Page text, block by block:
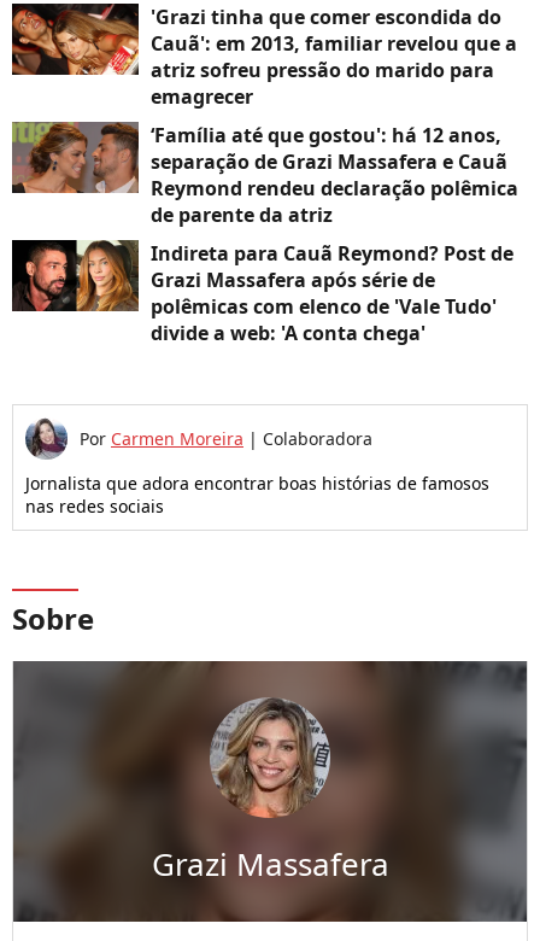
'Grazi tinha que comer escondida do
Cauã': em 2013, familiar revelou que a
atriz sofreu pressão do marido para
emagrecer
‘Família até que gostou': há 12 anos,
separação de Grazi Massafera e Cauã
Reymond rendeu declaração polêmica
de parente da atriz
Indireta para Cauã Reymond? Post de
Grazi Massafera após série de
polêmicas com elenco de 'Vale Tudo'
divide a web: 'A conta chega'
Por Carmen Moreira | Colaboradora
Jornalista que adora encontrar boas histórias de famosos
nas redes sociais
Sobre
Grazi Massafera